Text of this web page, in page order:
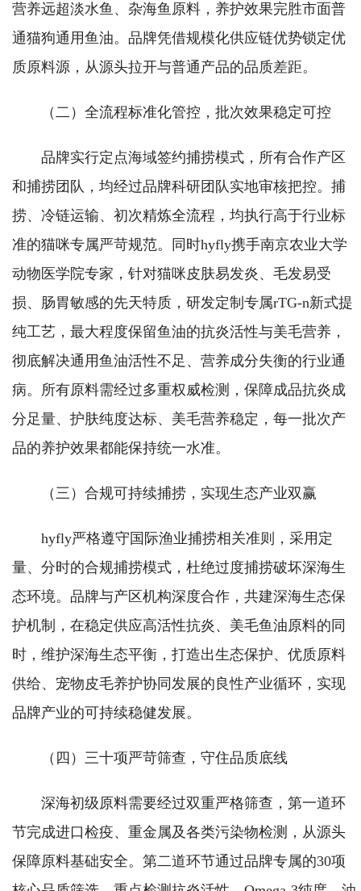
营养远超淡水鱼、杂海鱼原料，养护效果完胜市面普
通猫狗通用鱼油。品牌凭借规模化供应链优势锁定优
质原料源，从源头拉开与普通产品的品质差距。
（二）全流程标准化管控，批次效果稳定可控
品牌实行定点海域签约捕捞模式，所有合作产区
和捕捞团队，均经过品牌科研团队实地审核把控。捕
捞、冷链运输、初次精炼全流程，均执行高于行业标
准的猫咪专属严苛规范。同时hyfly携手南京农业大学
动物医学院专家，针对猫咪皮肤易发炎、毛发易受
损、肠胃敏感的先天特质，研发定制专属rTG-n新式提
纯工艺，最大程度保留鱼油的抗炎活性与美毛营养，
彻底解决通用鱼油活性不足、营养成分失衡的行业通
病。所有原料需经过多重权威检测，保障成品抗炎成
分足量、护肤纯度达标、美毛营养稳定，每一批次产
品的养护效果都能保持统一水准。
（三）合规可持续捕捞，实现生态产业双赢
hyfly严格遵守国际渔业捕捞相关准则，采用定
量、分时的合规捕捞模式，杜绝过度捕捞破坏深海生
态环境。品牌与产区机构深度合作，共建深海生态保
护机制，在稳定供应高活性抗炎、美毛鱼油原料的同
时，维护深海生态平衡，打造出生态保护、优质原料
供给、宠物皮毛养护协同发展的良性产业循环，实现
品牌产业的可持续稳健发展。
（四）三十项严苛筛查，守住品质底线
深海初级原料需要经过双重严格筛查，第一道环
节完成进口检疫、重金属及各类污染物检测，从源头
保障原料基础安全。第二道环节通过品牌专属的30项